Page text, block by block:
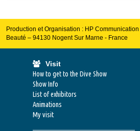
Production et Organisation : HP
Beauté – 94130 Nogent Sur Marne - France
Visit
How to get to the Dive Show
Show Info
List of exhibitors
Animations
My visit